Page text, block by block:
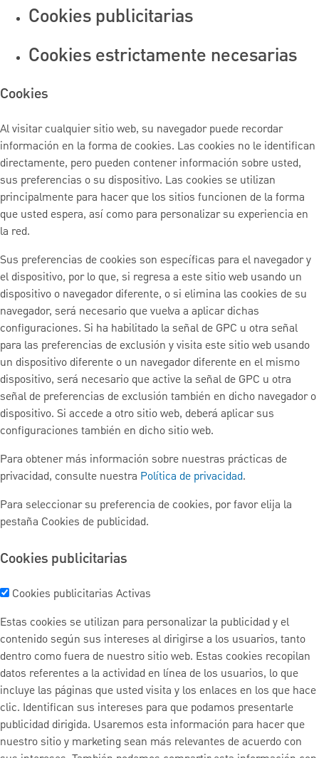
Cookies publicitarias
Cookies estrictamente necesarias
Cookies
Al visitar cualquier sitio web, su navegador puede recordar
información en la forma de cookies. Las cookies no le identifican
directamente, pero pueden contener información sobre usted,
sus preferencias o su dispositivo. Las cookies se utilizan
principalmente para hacer que los sitios funcionen de la forma
que usted espera, así como para personalizar su experiencia en
la red.
Sus preferencias de cookies son específicas para el navegador y
el dispositivo, por lo que, si regresa a este sitio web usando un
dispositivo o navegador diferente, o si elimina las cookies de su
navegador, será necesario que vuelva a aplicar dichas
configuraciones. Si ha habilitado la señal de GPC u otra señal
para las preferencias de exclusión y visita este sitio web usando
un dispositivo diferente o un navegador diferente en el mismo
dispositivo, será necesario que active la señal de GPC u otra
señal de preferencias de exclusión también en dicho navegador o
dispositivo. Si accede a otro sitio web, deberá aplicar sus
configuraciones también en dicho sitio web.
Para obtener más información sobre nuestras prácticas de
privacidad, consulte nuestra Política de privacidad.
Para seleccionar su preferencia de cookies, por favor elija la
pestaña Cookies de publicidad.
Cookies publicitarias
Cookies publicitarias Activas
Estas cookies se utilizan para personalizar la publicidad y el
contenido según sus intereses al dirigirse a los usuarios, tanto
dentro como fuera de nuestro sitio web. Estas cookies recopilan
datos referentes a la actividad en línea de los usuarios, lo que
incluye las páginas que usted visita y los enlaces en los que hace
clic. Identifican sus intereses para que podamos presentarle
publicidad dirigida. Usaremos esta información para hacer que
nuestro sitio y marketing sean más relevantes de acuerdo con